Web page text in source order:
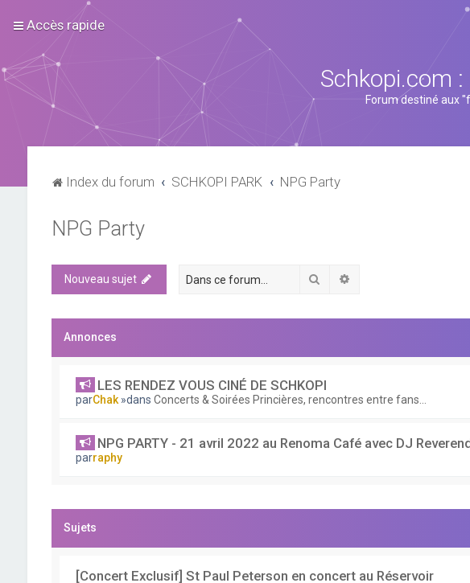
Accès rapide
Schkopi.com
Forum destiné aux
Index du forum SCHKOPI PARK NPG Party
NPG Party
Nouveau sujet Rechercher
Annonces
LES RENDEZ VOUS CINÉ DE SCHKOPI
parChak »dans Concerts & Soirées Princières, rencontres entre fans...
NPG PARTY - 21 avril 2022 au Renoma Café avec DJ
parraphy
Sujets
[Concert Exclusif] St Paul Peterson en concert au Réservoir